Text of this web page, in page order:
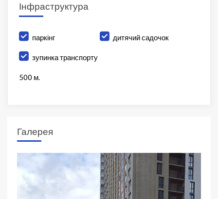
Інфраструктура
паркінг дитячий садочок
зупинка транспорту
500 м.
Галерея